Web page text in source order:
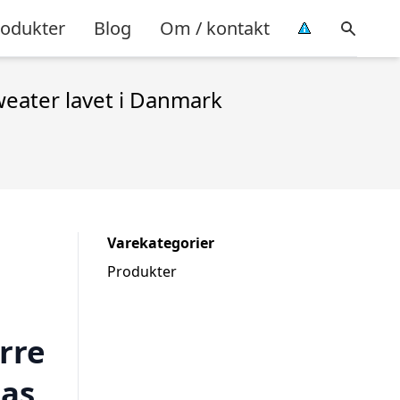
Blog Om / kontakt
lavet i Danmark
Varekategorier
Produkter